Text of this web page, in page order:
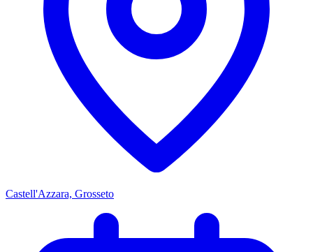
Castell'Azzara, Grosseto